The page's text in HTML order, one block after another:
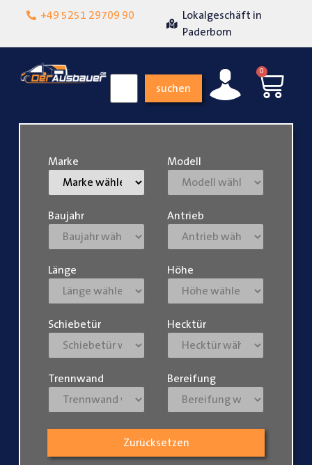
+49 5251 29709 90Lokalgeschäft in
suchen
0
Marke Modell
Baujahr Antrieb
Länge Höhe
Schiebetür Hecktür
Trennwand Bereifung
Zurücksetzen